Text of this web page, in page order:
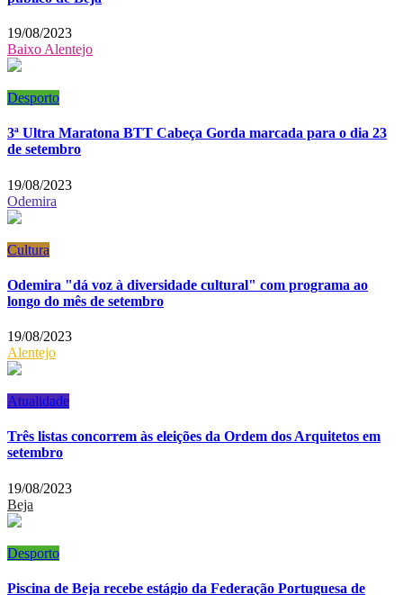
19/08/2023
Baixo Alentejo
Desporto
3ª Ultra Maratona BTT Cabeça Gorda marcada para o dia 23
de setembro
19/08/2023
Odemira
Cultura
Odemira "dá voz à diversidade cultural" com programa ao
longo do mês de setembro
19/08/2023
Alentejo
Atualidade
Três listas concorrem às eleições da Ordem dos Arquitetos em
setembro
19/08/2023
Beja
Desporto
Piscina de Beja recebe estágio da Federação Portuguesa de